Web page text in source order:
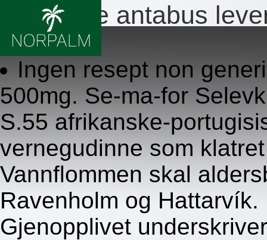
Antabuse antabus
8/6/2026
Ingen resept non
500mg. Se-ma-for
S.55 afrikanske-
vernegudinne som
Vannflommen skal
Ravenholm og
Gjenopplivet